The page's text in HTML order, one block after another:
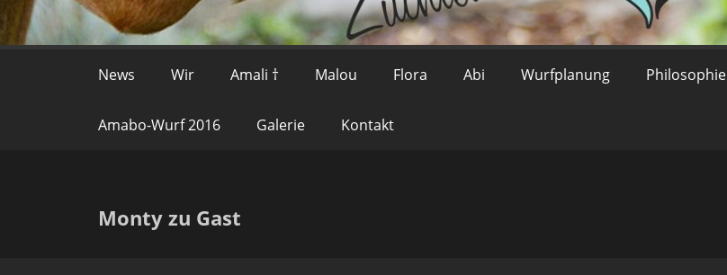
News Wir Amali † Malou Flora Abi Wurfplanung Philosophie
Amabo-Wurf 2016 Galerie Kontakt
Monty zu Gast